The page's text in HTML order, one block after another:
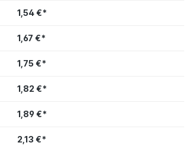
2,13 €*
1,89 €*
1,82 €*
1,75 €*
1,67 €*
1,54 €*